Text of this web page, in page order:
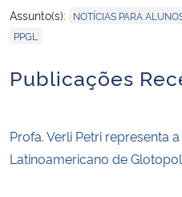
Assunto(s): NOTÍCIAS PARA
PPGL
Publicações
Profa. Verli Petri representa
Latinoamericano de